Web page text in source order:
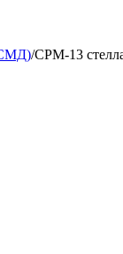
/СРМ-13